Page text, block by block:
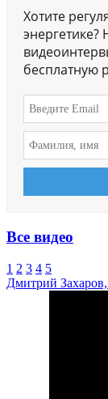
Хотите
энергетике?
бесплатную
Все видео
1 2 3 4 5
Дмитрий